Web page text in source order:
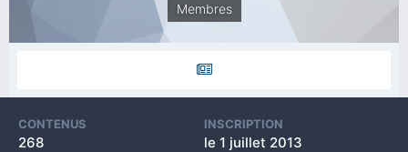
Membres
CONTENUS
268
INSCRIPTION
le 1 juillet 2013